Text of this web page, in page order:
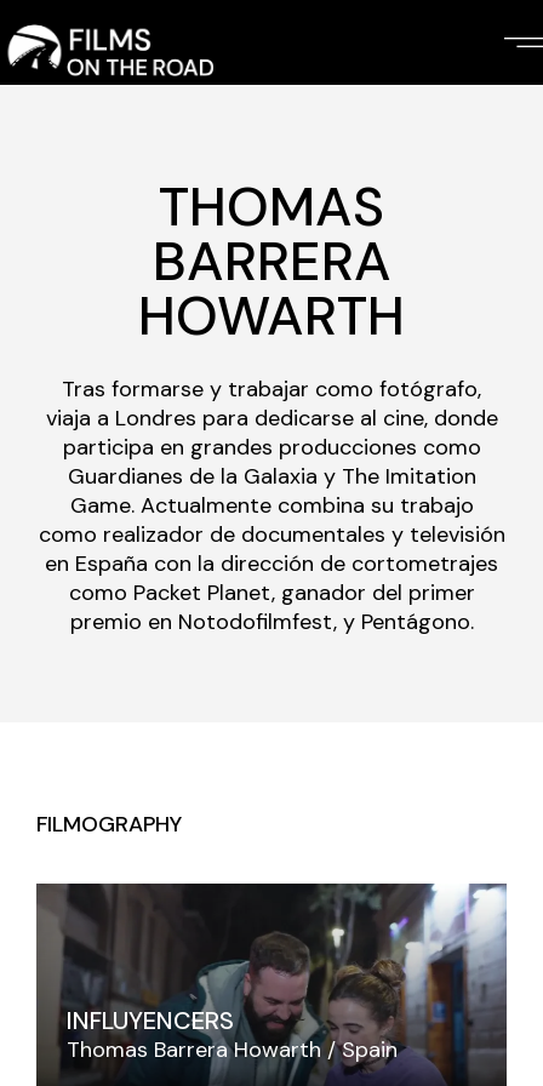
to
the
content
THOMAS
BARRERA
HOWARTH
Tras formarse y trabajar como fotógrafo,
viaja a Londres para dedicarse al cine, donde
participa en grandes producciones como
Guardianes de la Galaxia y The Imitation
Game. Actualmente combina su trabajo
como realizador de documentales y televisión
en España con la dirección de cortometrajes
como Packet Planet, ganador del primer
premio en Notodofilmfest, y Pentágono.
FILMOGRAPHY
INFLUYENCERS
Thomas Barrera Howarth Spain